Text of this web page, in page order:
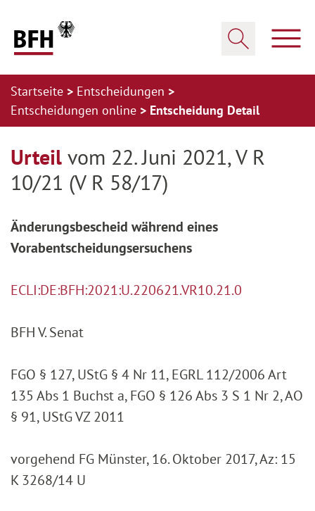
Startseite
Entscheidungen
Entscheidungen online
Entscheidung Detail
Urteil vom 22. Juni 2021, V R
10/21 (V R 58/17)
Änderungsbescheid während eines
Vorabentscheidungsersuchens
ECLI:DE:BFH:2021:U.220621.VR10.21.0
BFH V. Senat
FGO § 127, UStG § 4 Nr 11, EGRL 112/2006 Art
135 Abs 1 Buchst a, FGO § 126 Abs 3 S 1 Nr 2, AO
§ 91, UStG VZ 2011
vorgehend FG Münster, 16. Oktober 2017, Az: 15
K 3268/14 U